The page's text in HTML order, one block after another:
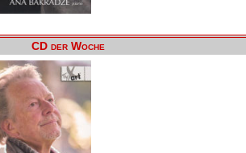
CD der Woche